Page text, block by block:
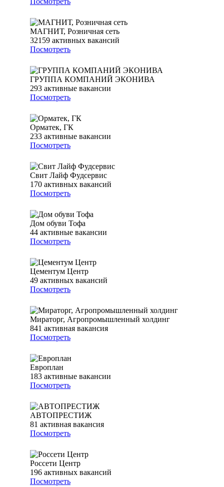
МАГНИТ, Розничная сеть
32159 активных вакансий
Посмотреть
ГРУППА КОМПАНИЙ ЭКОНИВА
293 активные вакансии
Посмотреть
Орматек, ГК
233 активные вакансии
Посмотреть
Свит Лайф Фудсервис
170 активных вакансий
Посмотреть
Дом обуви Тофа
44 активные вакансии
Посмотреть
Цементум Центр
49 активных вакансий
Посмотреть
Мираторг, Агропромышленный холдинг
841 активная вакансия
Посмотреть
Европлан
183 активные вакансии
Посмотреть
АВТОПРЕСТИЖ
81 активная вакансия
Посмотреть
Россети Центр
196 активных вакансий
Посмотреть